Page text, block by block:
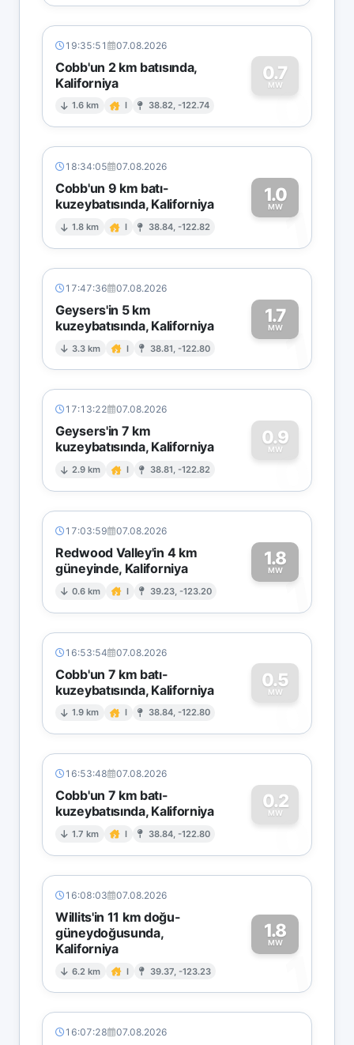
19:35:51 07.08.2026
Cobb'un 2 km batısında,
Kaliforniya
1.6 km I 38.82, -122.74
0.7
MW
0
18:34:05 07.08.2026
Cobb'un 9 km batı-
kuzeybatısında, Kaliforniya
1.8 km I 38.84, -122.82
1.0
MW1
17:47:36 07.08.2026
Geysers'in 5 km
kuzeybatısında, Kaliforniya
3.3 km I 38.81, -122.80
1.7
MW1
17:13:22 07.08.2026
Geysers'in 7 km
kuzeybatısında, Kaliforniya
2.9 km I 38.81, -122.82
0.9
MW
0
17:03:59 07.08.2026
Redwood Valley'in 4 km
güneyinde, Kaliforniya
0.6 km I 39.23, -123.20
1.8
MW1
16:53:54 07.08.2026
Cobb'un 7 km batı-
kuzeybatısında, Kaliforniya
1.9 km I 38.84, -122.80
0.5
MW
0
16:53:48 07.08.2026
Cobb'un 7 km batı-
kuzeybatısında, Kaliforniya
1.7 km I 38.84, -122.80
0.2
MW
0
16:08:03 07.08.2026
Willits'in 11 km doğu-
güneydoğusunda,
Kaliforniya
6.2 km I 39.37, -123.23
1.8
MW
1
16:07:28 07.08.2026